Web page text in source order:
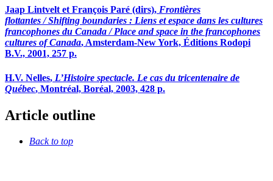
Jaap Lintveltet François Paré (dirs), Frontières
flottantes / Shifting boundaries : Liens et espace dans les cultures
francophones du Canada / Place and space in the francophones
cultures of Canada, Amsterdam-New York, Éditions Rodopi
B.V., 2001, 257 p.
H.V. Nelles, L’Histoire spectacle. Le cas du tricentenaire de
Québec, Montréal, Boréal, 2003, 428 p.
Article outline
Back to top